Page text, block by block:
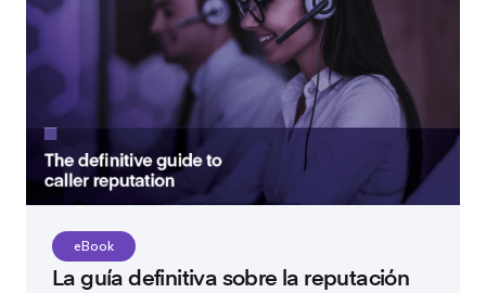
eBook
La guía definitiva sobre la reputación